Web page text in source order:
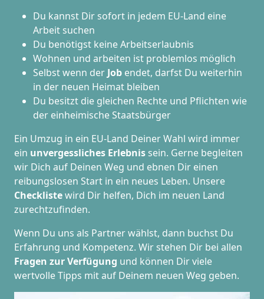
Du kannst Dir sofort in jedem EU-Land eine
Arbeit suchen
Du benötigst keine Arbeitserlaubnis
Wohnen und arbeiten ist problemlos möglich
Selbst wenn der Job endet, darfst Du weiterhin
in der neuen Heimat bleiben
Du besitzt die gleichen Rechte und Pflichten wie
der einheimische Staatsbürger
Ein Umzug in ein EU-Land Deiner Wahl wird immer
ein unvergessliches Erlebnis sein. Gerne begleiten
wir Dich auf Deinen Weg und ebnen Dir einen
reibungslosen Start in ein neues Leben. Unsere
Checklistewird Dir helfen, Dich im neuen Land
zurechtzufinden.
Wenn Du uns als Partner wählst, dann buchst Du
Erfahrung und Kompetenz. Wir stehen Dir bei allen
Fragen zur Verfügung und können Dir viele
wertvolle Tipps mit auf Deinem neuen Weg geben.